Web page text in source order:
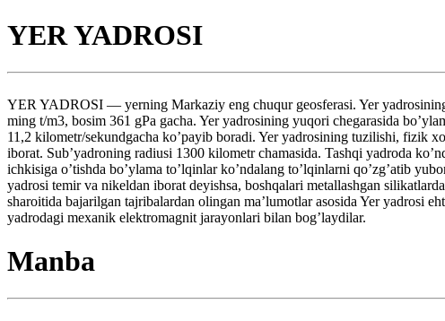
YER YADROSI
YER YADROSI — yerning Markaziy eng chuqur geosferasi. Yer
ming t/m3, bosim 361 gPa gacha. Yer yadrosining yuqori chegarasida
11,2 kilometr/sekundgacha ko’payib boradi. Yer yadrosining tuzilishi, fizik
iborat. Sub’yadroning radiusi 1300 kilometr chamasida. Tashqi yadroda
ichkisiga o’tishda bo’ylama to’lqinlar ko’ndalang to’lqinlarni qo’zg’atib
yadrosi temir va nikeldan iborat deyishsa, boshqalari metallashgan
sharoitida bajarilgan tajribalardan olingan ma’lumotlar asosida Yer yadrosi
yadrodagi mexanik elektromagnit jarayonlari bilan bog’laydilar.
Manba